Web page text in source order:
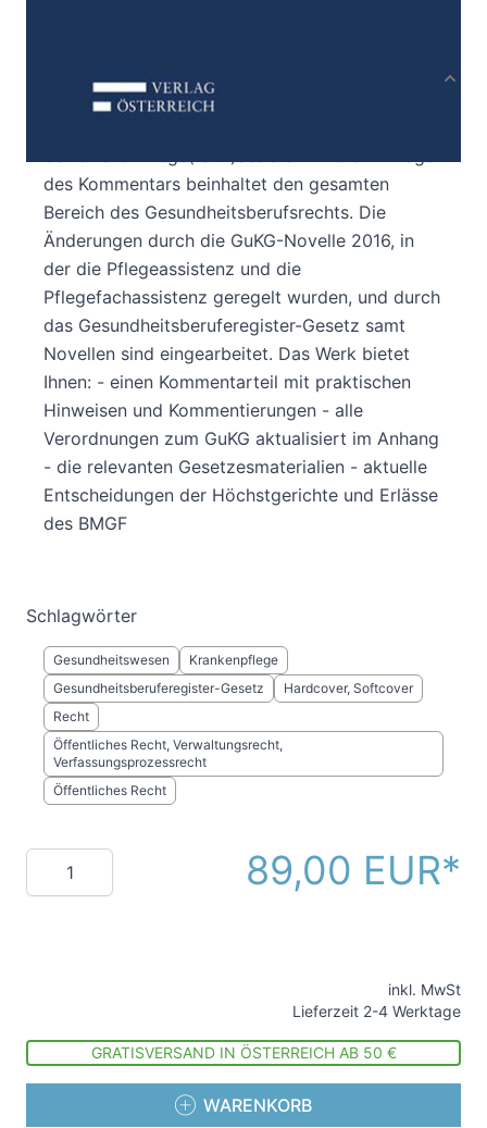
Produktbeschreibung
des Kommentars beinhaltet den gesamten
Bereich des Gesundheitsberufsrechts. Die
Änderungen durch die GuKG-Novelle 2016, in
der die Pflegeassistenz und die
Pflegefachassistenz geregelt wurden, und durch
das Gesundheitsberuferegister-Gesetz samt
Novellen sind eingearbeitet. Das Werk bietet
Ihnen: - einen Kommentarteil mit praktischen
Hinweisen und Kommentierungen - alle
Verordnungen zum GuKG aktualisiert im Anhang
- die relevanten Gesetzesmaterialien - aktuelle
Entscheidungen der Höchstgerichte und Erlässe
des BMGF
Schlagwörter
Gesundheitswesen
Krankenpflege
Gesundheitsberuferegister-Gesetz
Hardcover, Softcover
Recht
Öffentliches Recht, Verwaltungsrecht,
Verfassungsprozessrecht
Öffentliches Recht
Menge 89,00 EUR
inkl. MwSt
Lieferzeit 2-4 Werktage
GRATISVERSAND IN ÖSTERREICH AB 50 €
WARENKORB